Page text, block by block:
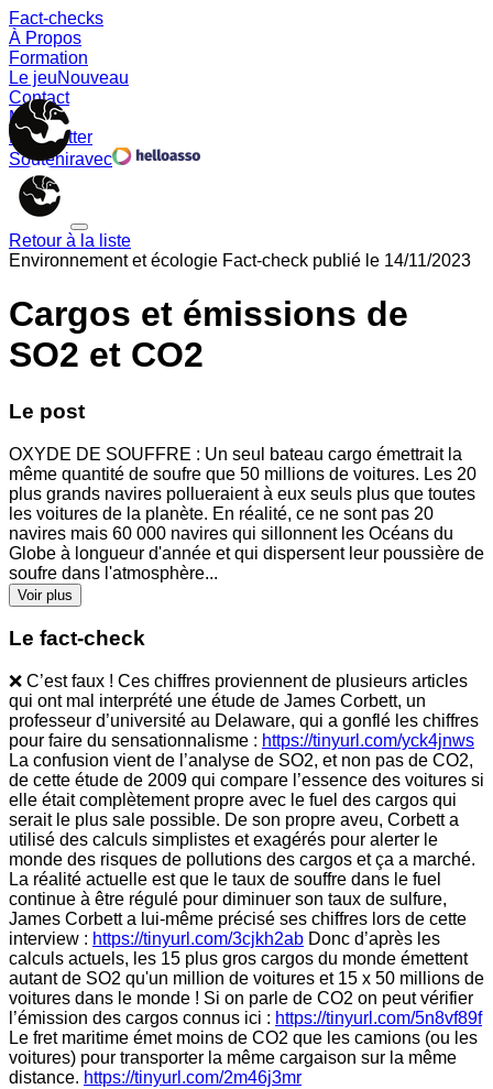
Fact-checks
À Propos
Formation
Le jeuNouveau
Contact
Memes
Newsletter
Souteniravec
Retour à la liste
Environnement et écologie Fact-check publié le 14/11/2023
Cargos et émissions de
SO2 et CO2
Le post
OXYDE DE SOUFFRE : Un seul bateau cargo émettrait la
même quantité de soufre que 50 millions de voitures. Les 20
plus grands navires pollueraient à eux seuls plus que toutes
les voitures de la planète. En réalité, ce ne sont pas 20
navires mais 60 000 navires qui sillonnent les Océans du
Globe à longueur d'année et qui dispersent leur poussière de
soufre dans l'atmosphère...
Voir plus
Le fact-check
❌ C’est faux ! Ces chiffres proviennent de plusieurs articles
qui ont mal interprété une étude de James Corbett, un
professeur d’université au Delaware, qui a gonflé les chiffres
pour faire du sensationnalisme : https://tinyurl.com/yck4jnws
La confusion vient de l’analyse de SO2, et non pas de CO2,
de cette étude de 2009 qui compare l’essence des voitures si
elle était complètement propre avec le fuel des cargos qui
serait le plus sale possible. De son propre aveu, Corbett a
utilisé des calculs simplistes et exagérés pour alerter le
monde des risques de pollutions des cargos et ça a marché.
La réalité actuelle est que le taux de souffre dans le fuel
continue à être régulé pour diminuer son taux de sulfure,
James Corbett a lui-même précisé ses chiffres lors de cette
interview : https://tinyurl.com/3cjkh2ab Donc d’après les
calculs actuels, les 15 plus gros cargos du monde émettent
autant de SO2 qu'un million de voitures et 15 x 50 millions de
voitures dans le monde ! Si on parle de CO2 on peut vérifier
l’émission des cargos connus ici : https://tinyurl.com/5n8vf89f
Le fret maritime émet moins de CO2 que les camions (ou les
voitures) pour transporter la même cargaison sur la même
distance. https://tinyurl.com/2m46j3mr